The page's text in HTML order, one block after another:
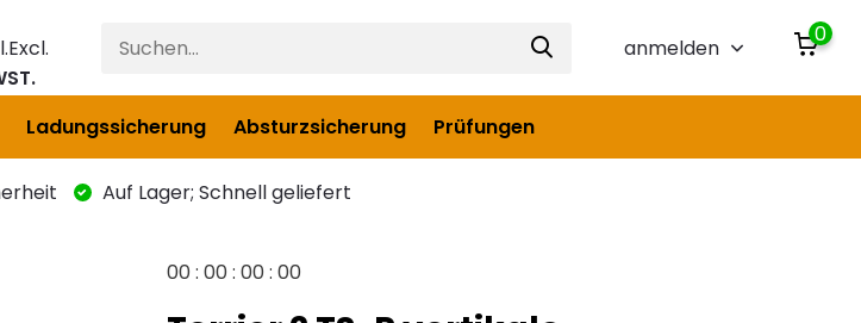
Excl.
anmelden
0
Ladungssicherung Absturzsicherung Prüfungen
Auf Lager; Schnell geliefert
00:00:00:00